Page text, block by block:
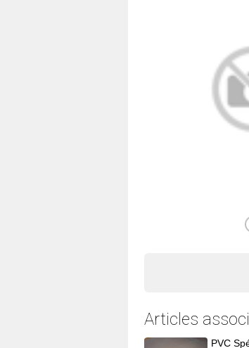
Articles
PVC